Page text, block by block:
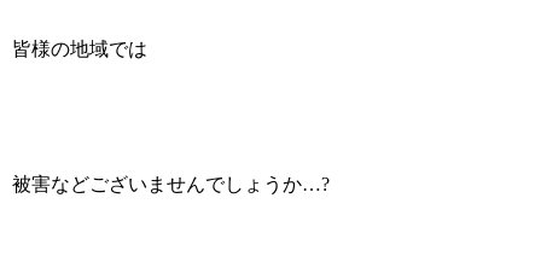
皆様の地域では
被害などございませんでしょうか…?